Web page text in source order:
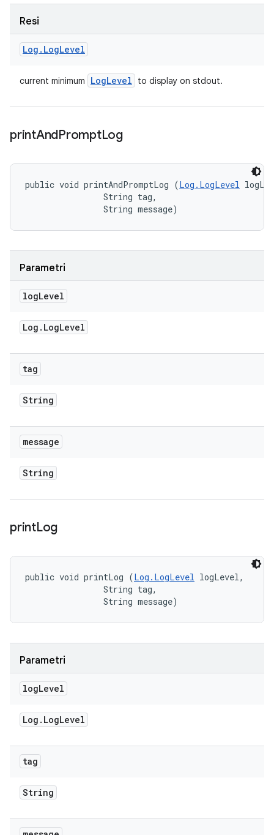
Resi
Log . LogLevel
current minimum LogLevel to display on stdout.
printAndPromptLog
public void printAndPromptLog (Log.LogLevel
                String tag,
                String message)
Parametri
logLevel
Log . LogLevel
tag
String
message
String
printLog
public void printLog (Log.LogLevel logLevel,
                String tag,
                String message)
Parametri
logLevel
Log . LogLevel
tag
String